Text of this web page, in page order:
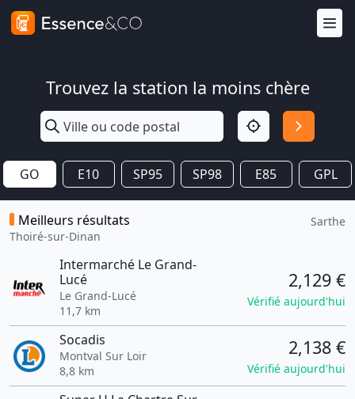
Trouvez la station la moins chère
GO E10 SP95 SP98 E85 GPL
Meilleurs résultats
Thoiré-sur-Dinan
Sarthe
Intermarché Le Grand-
Lucé
Le Grand-Lucé
11,7 km
2,129 €
Vérifié aujourd'hui
Socadis
Montval Sur Loir
8,8 km
2,138 €
Vérifié aujourd'hui